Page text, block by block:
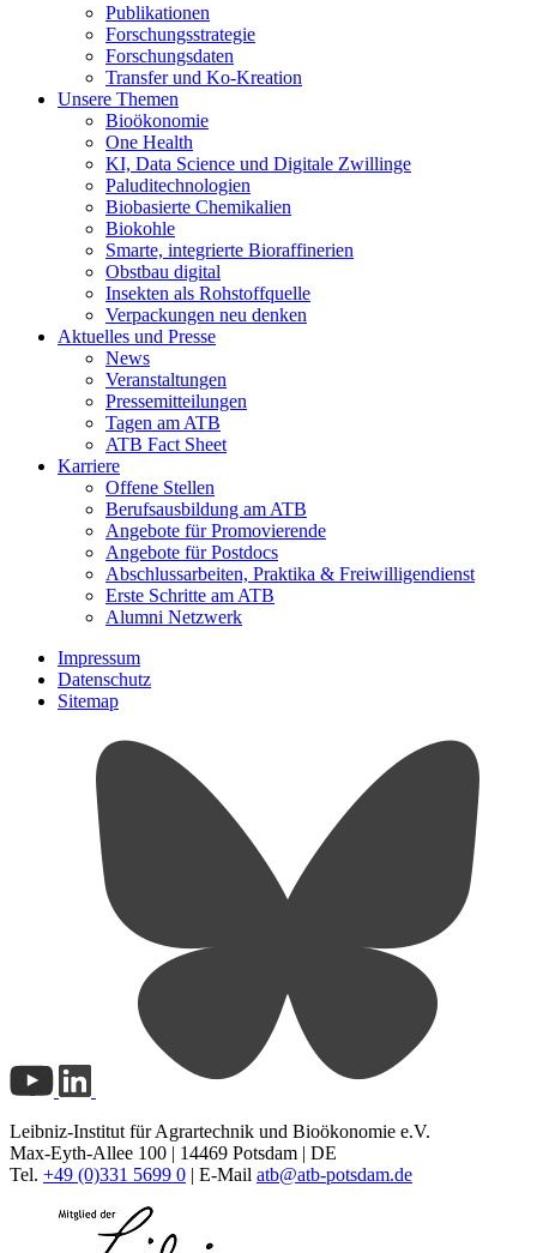
Publikationen
Forschungsstrategie
Forschungsdaten
Transfer und Ko-Kreation
Unsere Themen
Bioökonomie
One Health
KI, Data Science und Digitale Zwillinge
Paluditechnologien
Biobasierte Chemikalien
Biokohle
Smarte, integrierte Bioraffinerien
Obstbau digital
Insekten als Rohstoffquelle
Verpackungen neu denken
Aktuelles und Presse
News
Veranstaltungen
Pressemitteilungen
Tagen am ATB
ATB Fact Sheet
Karriere
Offene Stellen
Berufsausbildung am ATB
Angebote für Promovierende
Angebote für Postdocs
Abschlussarbeiten, Praktika & Freiwilligendienst
Erste Schritte am ATB
Alumni Netzwerk
Impressum
Datenschutz
Sitemap
Leibniz-Institut für Agrartechnik und Bioökonomie e.V.
Max-Eyth-Allee 100 | 14469 Potsdam | DE
Tel. +49 (0)331 5699 0 | E-Mail atb@atb-potsdam.de